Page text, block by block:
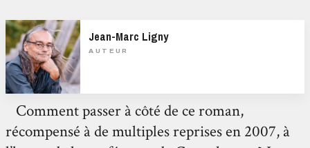
Jean-Marc Ligny
AUTEUR
Comment passer à côté de ce roman,
récompensé à de multiples reprises en 2007, à